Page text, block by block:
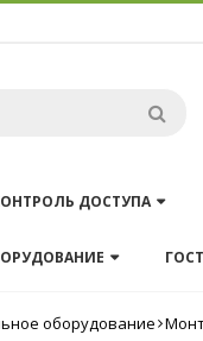
ДОСТУПА
оборудование